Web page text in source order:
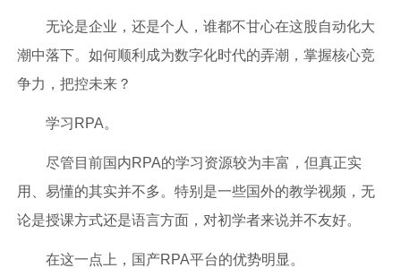
无论是企业，还是个人，谁都不甘心在这股自动化大
潮中落下。如何顺利成为数字化时代的弄潮，掌握核心竞
争力，把控未来？
学习RPA。
尽管目前国内RPA的学习资源较为丰富，但真正实
用、易懂的其实并不多。特别是一些国外的教学视频，无
论是授课方式还是语言方面，对初学者来说并不友好。
在这一点上，国产RPA平台的优势明显。